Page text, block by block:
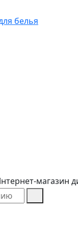
белья
магазин